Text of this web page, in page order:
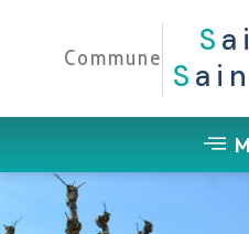
Commune S
S